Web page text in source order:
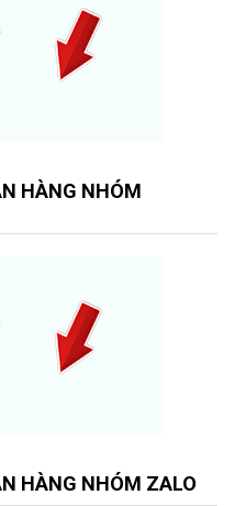
HÀNG NHÓM
HÀNG NHÓM ZALO